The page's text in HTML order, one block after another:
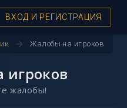
ВХОД И РЕГИСТРАЦИЯ
arrow_forward Жалобы на игроков
жалобы!